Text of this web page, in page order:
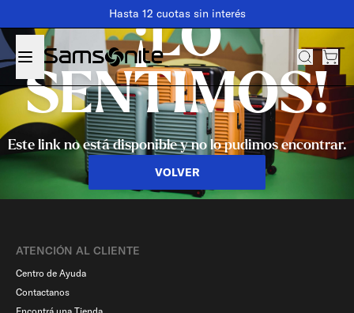
Hasta 12 cuotas sin interés
¡LO
SENTIMOS!
Este link no está disponible y no lo pudimos encontrar.
VOLVER
ATENCIÓN AL CLIENTE
Centro de Ayuda
Contactanos